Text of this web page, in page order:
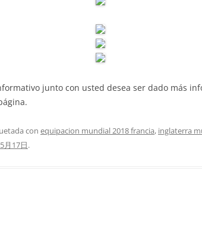
junto con usted desea ser dado más
con equipacion mundial 2018 francia, inglaterra
月17日.